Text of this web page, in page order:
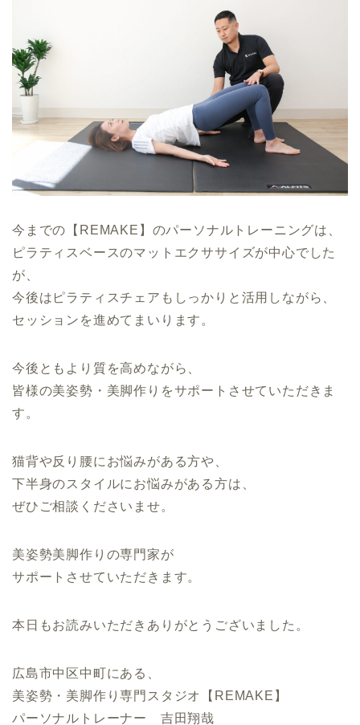
今までの【REMAKE】のパーソナルトレーニングは、
ピラティスベースのマットエクササイズが中心でした
が、
今後はピラティスチェアもしっかりと活用しながら、
セッションを進めてまいります。
今後ともより質を高めながら、
皆様の美姿勢・美脚作りをサポートさせていただきま
す。
猫背や反り腰にお悩みがある方や、
下半身のスタイルにお悩みがある方は、
ぜひご相談くださいませ。
美姿勢美脚作りの専門家が
サポートさせていただきます。
本日もお読みいただきありがとうございました。
広島市中区中町にある、
美姿勢・美脚作り専門スタジオ【REMAKE】
パーソナルトレーナー 吉田翔哉